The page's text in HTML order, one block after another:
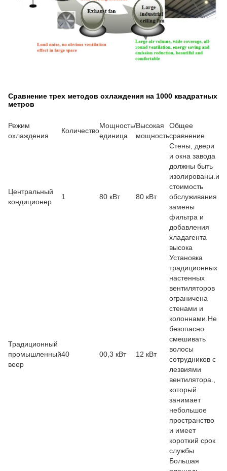
Сравнение трех методов охлаждения на 1000 квадратных
метров
Режим
охлаждения
Количество
Мощность/
единица
Высокая
мощность
Общее
сравнение
Центральный
кондиционер
1 80 кВт 80 кВт
Стены, двери
и окна завода
должны быть
изолированы.и
стоимость
обслуживания
замены
фильтра и
добавления
хладагента
высока
Традиционный
промышленный
веер
40 00,3 кВт 12 кВт
Установка
традиционных
настенных
вентиляторов
ограничена
стенами и
колоннами.Не
безопасно
смешивать
волосы
сотрудников с
лезвиями
вентилятора.,
который
занимает
небольшое
пространство
и имеет
короткий срок
службы
Большая